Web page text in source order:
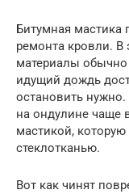
Битумная мастика
ремонта кровли. В
материалы обычно
идущий дождь
остановить
на ондулине чаще
мастикой,
стеклотканью.
Вот как чинят